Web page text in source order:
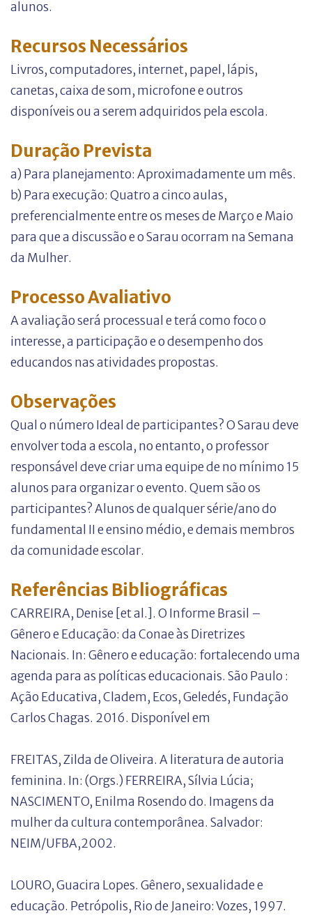
alunos.
Recursos Necessários
Livros, computadores, internet, papel, lápis,
canetas, caixa de som, microfone e outros
disponíveis ou a serem adquiridos pela escola.
Duração Prevista
a) Para planejamento: Aproximadamente um mês.
b) Para execução: Quatro a cinco aulas,
preferencialmente entre os meses de Março e Maio
para que a discussão e o Sarau ocorram na Semana
da Mulher.
Processo Avaliativo
A avaliação será processual e terá como foco o
interesse, a participação e o desempenho dos
educandos nas atividades propostas.
Observações
Qual o número Ideal de participantes? O Sarau deve
envolver toda a escola, no entanto, o professor
responsável deve criar uma equipe de no mínimo 15
alunos para organizar o evento. Quem são os
participantes? Alunos de qualquer série/ano do
fundamental II e ensino médio, e demais membros
da comunidade escolar.
Referências Bibliográficas
CARREIRA, Denise [et al.]. O Informe Brasil –
Gênero e Educação: da Conae às Diretrizes
Nacionais. In: Gênero e educação: fortalecendo uma
agenda para as políticas educacionais. São Paulo :
Ação Educativa, Cladem, Ecos, Geledés, Fundação
Carlos Chagas. 2016. Disponível em
FREITAS, Zilda de Oliveira. A literatura de autoria
feminina. In: (Orgs.) FERREIRA, Sílvia Lúcia;
NASCIMENTO, Enilma Rosendo do. Imagens da
mulher da cultura contemporânea. Salvador:
NEIM/UFBA,2002.
LOURO, Guacira Lopes. Gênero, sexualidade e
educação. Petrópolis, Rio de Janeiro: Vozes, 1997.